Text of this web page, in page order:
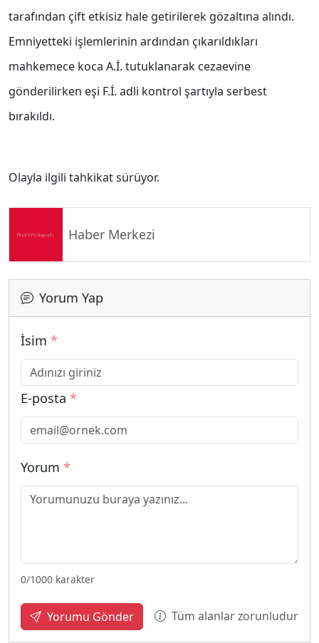
tarafından çift etkisiz hale getirilerek gözaltına alındı.
Emniyetteki işlemlerinin ardından çıkarıldıkları
mahkemece koca A.İ. tutuklanarak cezaevine
gönderilirken eşi F.İ. adli kontrol şartıyla serbest
bırakıldı.
Olayla ilgili tahkikat sürüyor.
Haber Merkezi
Yorum Yap
İsim *
E-posta *
Yorum *
0/1000 karakter
Yorumu Gönder Tüm alanlar zorunludur